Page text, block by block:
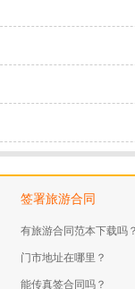
签署旅游合同
有旅游合同范本下载吗
门市地址在哪里？
能传真签合同吗？